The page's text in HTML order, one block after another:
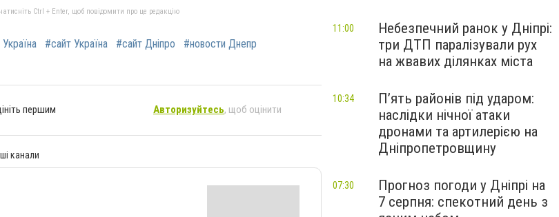
Ctrl + Enter, щоб повідомити про це редакцію
#сайт Україна #сайт Дніпро
#новости Днепр
першим Авторизуйтесь, щоб оцінити
канали
Небезпечний ранок у Дніпрі:
три ДТП паралізували рух
на жвавих ділянках міста
11:00
П’ять районів під ударом:
наслідки нічної атаки
дронами та артилерією на
Дніпропетровщину
10:34
Прогноз погоди у Дніпрі на
7 серпня: спекотний день з
07:30